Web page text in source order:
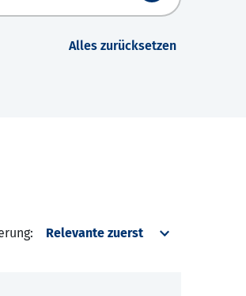
Alles zurücksetzen